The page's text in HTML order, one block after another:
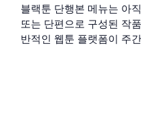
블랙툰 단행본 메뉴는 아
또는 단편으로 구성된 작
반적인 웹툰 플랫폼이 주간